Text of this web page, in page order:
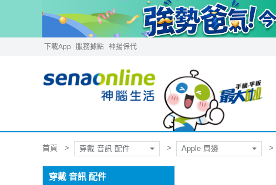
下載App 服務據點 神揚保代
首頁 穿戴 音訊 配件 Apple 周邊
穿戴 音訊 配件